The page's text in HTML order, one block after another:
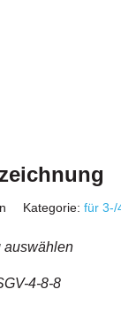
Kategorie: für 3-/
auswählen
4-8-8